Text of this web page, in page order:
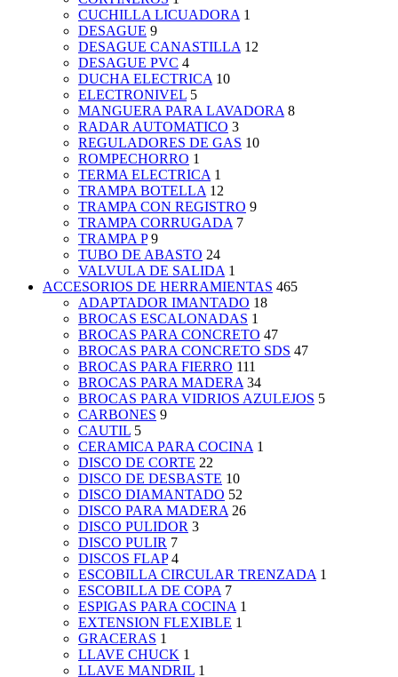
CUCHILLA LICUADORA 1
DESAGUE 9
DESAGUE CANASTILLA 12
DESAGUE PVC 4
DUCHA ELECTRICA 10
ELECTRONIVEL 5
MANGUERA PARA LAVADORA 8
RADAR AUTOMATICO 3
REGULADORES DE GAS 10
ROMPECHORRO 1
TERMA ELECTRICA 1
TRAMPA BOTELLA 12
TRAMPA CON REGISTRO 9
TRAMPA CORRUGADA 7
TRAMPA P 9
TUBO DE ABASTO 24
VALVULA DE SALIDA 1
ACCESORIOS DE HERRAMIENTAS 465
ADAPTADOR IMANTADO 18
BROCAS ESCALONADAS 1
BROCAS PARA CONCRETO 47
BROCAS PARA CONCRETO SDS 47
BROCAS PARA FIERRO 111
BROCAS PARA MADERA 34
BROCAS PARA VIDRIOS AZULEJOS 5
CARBONES 9
CAUTIL 5
CERAMICA PARA COCINA 1
DISCO DE CORTE 22
DISCO DE DESBASTE 10
DISCO DIAMANTADO 52
DISCO PARA MADERA 26
DISCO PULIDOR 3
DISCO PULIR 7
DISCOS FLAP 4
ESCOBILLA CIRCULAR TRENZADA 1
ESCOBILLA DE COPA 7
ESPIGAS PARA COCINA 1
EXTENSION FLEXIBLE 1
GRACERAS 1
LLAVE CHUCK 1
LLAVE MANDRIL 1